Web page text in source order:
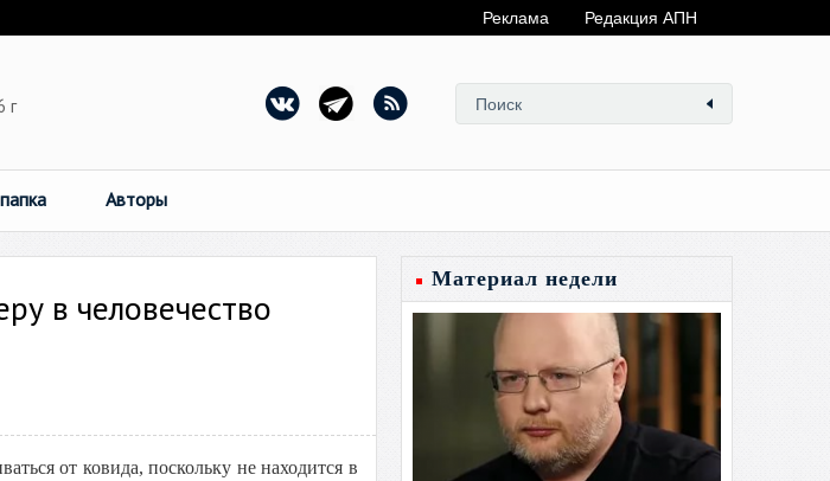
Реклама Редакция АПН
г
Авторы
в человечество
от ковида, поскольку не находится в
Материал недели